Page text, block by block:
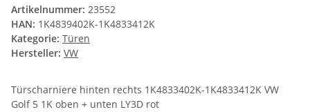
Artikelnummer: 23552
HAN: 1K4839402K-1K4833412K
Kategorie: Türen
Hersteller: VW
Türscharniere hinten rechts 1K4833402K-1K4833412K VW
Golf 5 1K oben + unten LY3D rot